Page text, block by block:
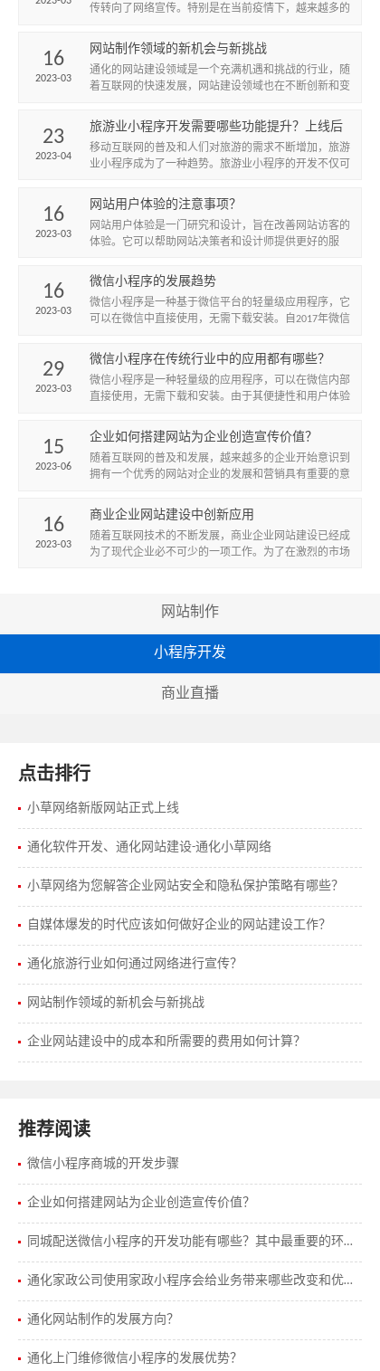
传转向了网络宣传。特别是在当前疫情下，越来越多的
化药企作为一个在...
16
2023-03
网站制作领域的新机会与新挑战
​通化的网站建设领域是一个充满机遇和挑战的行业，随
着互联网的快速发展，网站建设领域也在不断创新和变
因此，通化的网...
23
2023-04
旅游业小程序开发需要哪些功能提升？上线后
如何开展推广工作？
移动互联网的普及和人们对旅游的需求不断增加，旅游
业小程序成为了一种趋势。旅游业小程序的开发不仅可
便捷、个性化的旅...
16
2023-03
网站用户体验的注意事项？
网站用户体验是一门研究和设计，旨在改善网站访客的
体验。它可以帮助网站决策者和设计师提供更好的服
16
2023-03
微信小程序的发展趋势
微信小程序是一种基于微信平台的轻量级应用程序，它
可以在微信中直接使用，无需下载安装。自2017年微信
分。随着技术...
29
2023-03
微信小程序在传统行业中的应用都有哪些？
微信小程序是一种轻量级的应用程序，可以在微信内部
直接使用，无需下载和安装。由于其便捷性和用户体验
下是微信小程序在...
15
2023-06
企业如何搭建网站为企业创造宣传价值？
随着互联网的普及和发展，越来越多的企业开始意识到
拥有一个优秀的网站对企业的发展和营销具有重要的意
的平台，还可以提...
16
2023-03
商业企业网站建设中创新应用
​随着互联网技术的不断发展，商业企业网站建设已经成
为了现代企业必不可少的一项工作。为了在激烈的市场
网站制作
小程序开发
商业直播
点击排行
小草网络新版网站正式上线
通化软件开发、通化网站建设-通化小草网络
小草网络为您解答企业网站安全和隐私保护策略有哪些？
自媒体爆发的时代应该如何做好企业的网站建设工作？
通化旅游行业如何通过网络进行宣传？
网站制作领域的新机会与新挑战
企业网站建设中的成本和所需要的费用如何计算？
推荐阅读
微信小程序商城的开发步骤
企业如何搭建网站为企业创造宣传价值？
同城配送微信小程序的开发功能有哪些？其中最重要的环节有哪些？
通化家政公司使用家政小程序会给业务带来哪些改变和优势？
通化网站制作的发展方向？
通化上门维修微信小程序的发展优势？